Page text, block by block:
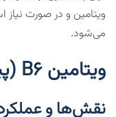
ویتامین و در صورت
می‌شود.
ویتامین B6 (پیریدوکسین)
نقش‌ها و